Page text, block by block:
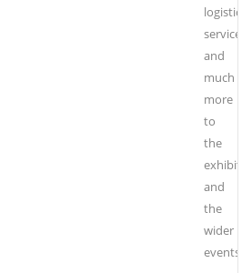
logistical
services
and
much
more
to
the
and
the
wider
events